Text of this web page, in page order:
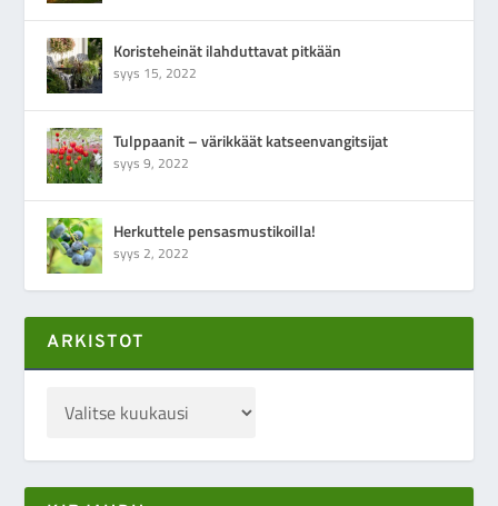
Koristeheinät ilahduttavat pitkään
syys 15, 2022
Tulppaanit – värikkäät katseenvangitsijat
syys 9, 2022
Herkuttele pensasmustikoilla!
syys 2, 2022
ARKISTOT